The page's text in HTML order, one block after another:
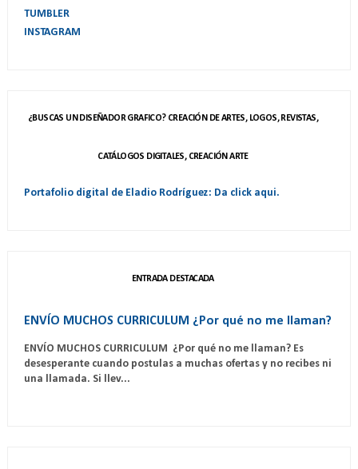
TUMBLER
INSTAGRAM
¿BUSCAS UN DISEÑADOR GRAFICO? CREACIÓN DE ARTES, LOGOS, REVISTAS,
CATÁLOGOS DIGITALES, CREACIÓN ARTE
Portafolio digital de Eladio Rodríguez: Da click aqui.
ENTRADA DESTACADA
ENVÍO MUCHOS CURRICULUM ¿Por qué no me llaman?
ENVÍO MUCHOS CURRICULUM ¿Por qué no me llaman? Es
desesperante cuando postulas a muchas ofertas y no recibes ni
una llamada. Si llev...